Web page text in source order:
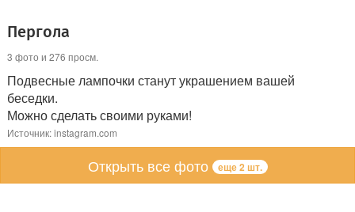
Пергола
3 фото и 276 просм.
Подвесные лампочки станут украшением вашей
беседки.
Можно сделать своими руками!
Источник: instagram.com
Открыть все фото еще 2 шт.